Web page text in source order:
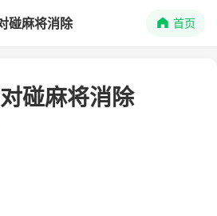
碰麻将消除 首页
碰麻将消除